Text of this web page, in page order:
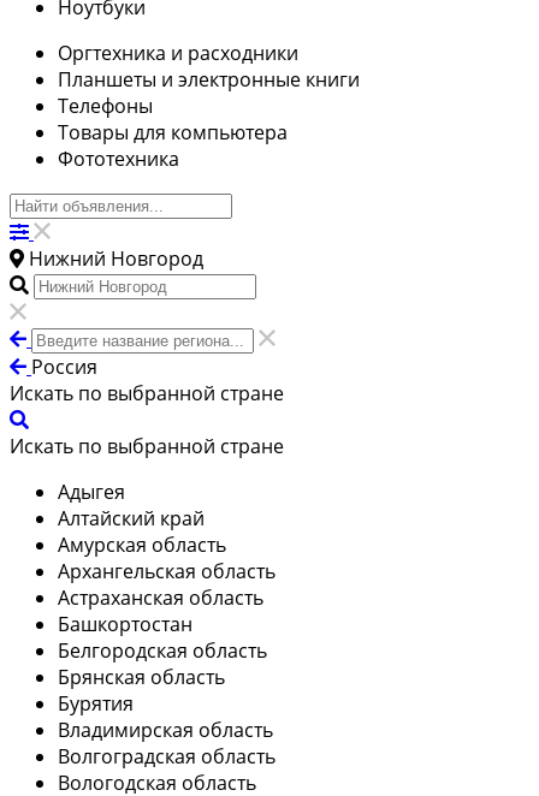
Ноутбуки
Оргтехника и расходники
Планшеты и электронные книги
Телефоны
Товары для компьютера
Фототехника
Нижний Новгород
Россия
Искать по выбранной стране
Искать по выбранной стране
Адыгея
Алтайский край
Амурская область
Архангельская область
Астраханская область
Башкортостан
Белгородская область
Брянская область
Бурятия
Владимирская область
Волгоградская область
Вологодская область